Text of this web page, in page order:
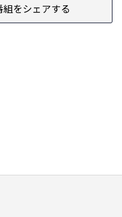
組をシェアする